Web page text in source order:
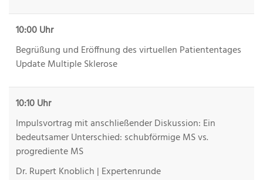
10:00 Uhr
Begrüßung und Eröffnung des virtuellen Patiententages
Update Multiple Sklerose
10:10 Uhr
Impulsvortrag mit anschließender Diskussion: Ein
bedeutsamer Unterschied: schubförmige MS vs.
progrediente MS
Dr. Rupert Knoblich | Expertenrunde